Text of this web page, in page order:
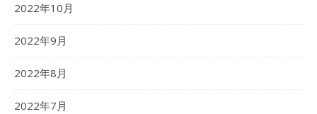
2022年10月
2022年9月
2022年8月
2022年7月